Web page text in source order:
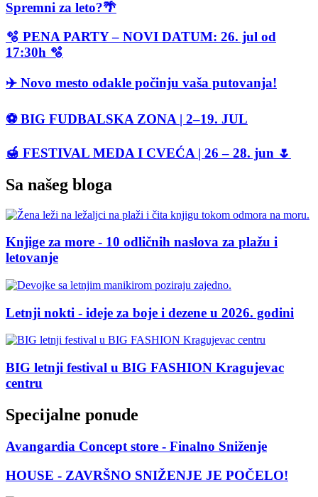
Spremni za leto?🌴
🫧 PENA PARTY – NOVI DATUM: 26. jul od
17:30h 🫧
✈️ Novo mesto odakle počinju vaša putovanja!
⚽ BIG FUDBALSKA ZONA | 2–19. JUL
🍯 FESTIVAL MEDA I CVEĆA | 26 – 28. jun 🌷
Sa našeg bloga
Knjige za more - 10 odličnih naslova za plažu i
letovanje
Letnji nokti - ideje za boje i dezene u 2026. godini
BIG letnji festival u BIG FASHION Kragujevac
centru
Specijalne ponude
Avangardia Concept store - Finalno Sniženje
HOUSE - ZAVRŠNO SNIŽENJE JE POČELO!